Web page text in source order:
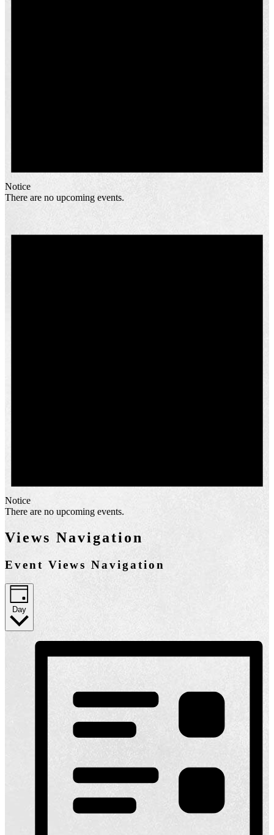
Notice
There are no upcoming events.
Notice
There are no upcoming events.
Views Navigation
Event Views Navigation
Day